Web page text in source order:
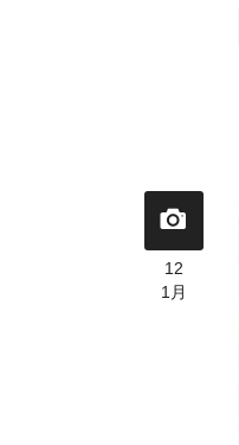
12
1月